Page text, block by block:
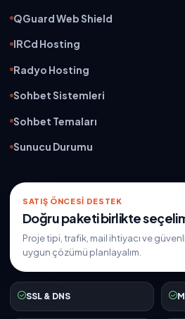
QGuard Web Shield
IRCd Hosting
Radyo Hosting
Sohbet Sistemleri
Sohbet Temaları
Sunucu Durumu
SATIŞ ÖNCESI DESTEK
Doğru paketi birlikte
Proje tipi, trafik, mail ihtiyacı ve
uygun çözümü planlayalım.
SSL & DNS